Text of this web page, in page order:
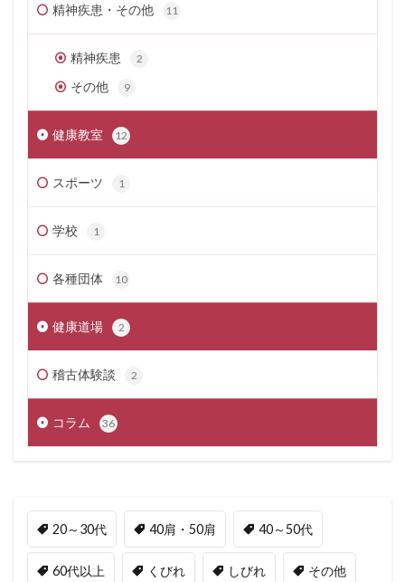
精神疾患・その他 11
精神疾患 2
その他 9
健康教室 12
スポーツ 1
学校 1
各種団体 10
健康道場 2
稽古体験談 2
コラム 36
20～30代 40肩・50肩 40～50代
60代以上 くびれ しびれ その他